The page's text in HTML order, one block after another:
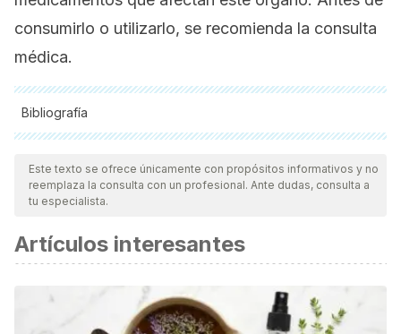
consumirlo o utilizarlo, se recomienda la consulta
médica.
Bibliografía
Todas las fuentes citadas fueron revisadas a profundidad por
nuestro equipo, para asegurar su calidad, confiabilidad,
vigencia y validez.La bibliografía de este artículo fue
científica.
Reed, G. W., Leung, K., Rossetti, R. G., Vanbuskirk, S.,
Sharp, J. T., & Zurier, R. B. (2014). Treatment of rheumatoid
arthritis with marine and botanical oils: an 18-month,
Este texto se ofrece únicamente con propósitos informativos y no
reemplaza la consulta con un profesional. Ante dudas, consulta a
tu especialista.
Artículos interesantes